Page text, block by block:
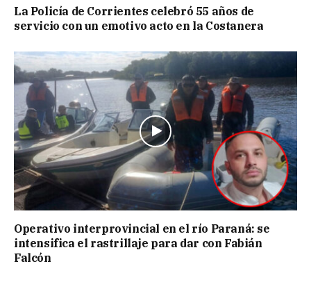
La Policía de Corrientes celebró 55 años de
servicio con un emotivo acto en la Costanera
Operativo interprovincial en el río Paraná: se
intensifica el rastrillaje para dar con Fabián
Falcón